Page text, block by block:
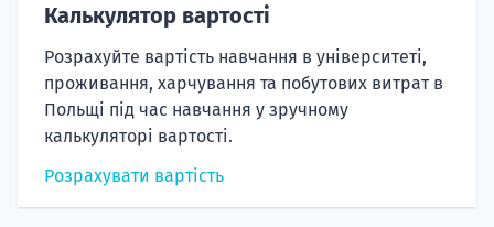
Калькулятор вартості
Розрахуйте вартість навчання в університеті,
проживання, харчування та побутових витрат в
Польщі під час навчання у зручному
калькуляторі вартості.
Розрахувати вартість